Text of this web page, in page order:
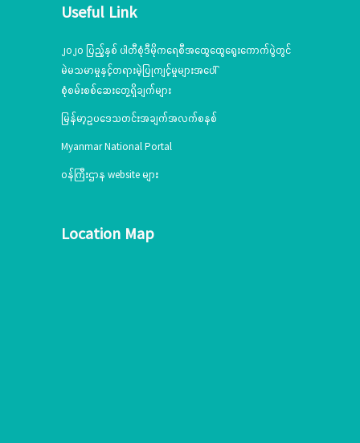
Useful Link
၂၀၂၀ ပြည့်နှစ် ပါတီစုံဒီမိုကရေစီအထွေထွေရွေးကောက်ပွဲတွင်
မဲမသမာမှုနှင့်တရားမဲ့ပြုကျင့်မှုများအပေါ်
စုံစမ်းစစ်ဆေးတွေ့ရှိချက်များ
မြန်မာ့ဥပဒေသတင်းအချက်အလက်စနစ်
Myanmar National Portal
ဝန်ကြီးဌာန website များ
Location Map